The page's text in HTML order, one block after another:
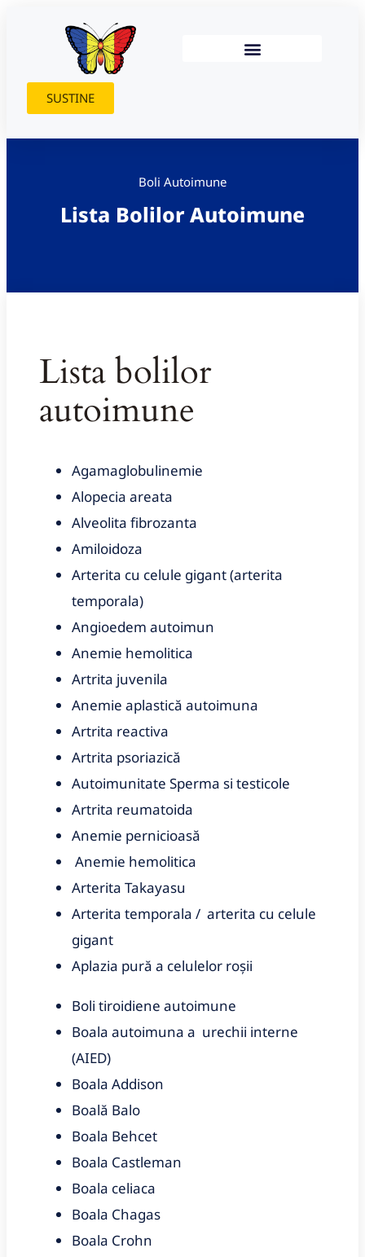
SUSTINE
Boli Autoimune
Lista Bolilor Autoimune
Lista bolilor
autoimune
Agamaglobulinemie
Alopecia areata
Alveolita fibrozanta
Amiloidoza
Arterita cu celule gigant (arterita
temporala)
Angioedem autoimun
Anemie hemolitica
Artrita juvenila
Anemie aplastică autoimuna
Artrita reactiva
Artrita psoriazică
Autoimunitate Sperma si testicole
Artrita reumatoida
Anemie pernicioasă
Anemie hemolitica
Arterita Takayasu
Arterita temporala / arterita cu celule
gigant
Aplazia pură a celulelor roșii
Boli tiroidiene autoimune
Boala autoimuna a urechii interne
(AIED)
Boala Addison
Boală Balo
Boala Behcet
Boala Castleman
Boala celiaca
Boala Chagas
Boala Crohn